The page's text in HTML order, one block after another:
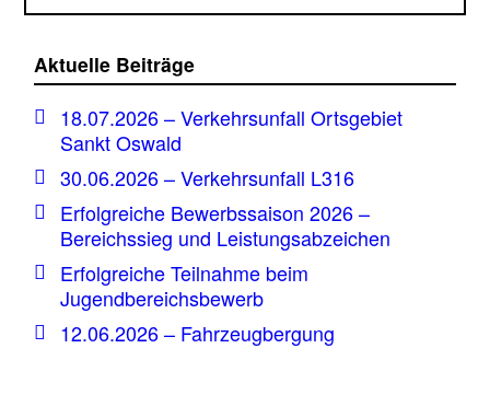
Aktuelle Beiträge
18.07.2026 – Verkehrsunfall Ortsgebiet
Sankt Oswald
30.06.2026 – Verkehrsunfall L316
Erfolgreiche Bewerbssaison 2026 –
Bereichssieg und Leistungsabzeichen
Erfolgreiche Teilnahme beim
Jugendbereichsbewerb
12.06.2026 – Fahrzeugbergung